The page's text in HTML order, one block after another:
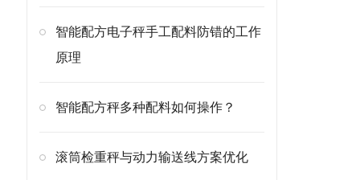
智能配方电子秤手工配料防错的工作
原理
智能配方秤多种配料如何操作？
滚筒检重秤与动力输送线方案优化